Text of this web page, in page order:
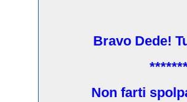
Bravo Dede!
Non farti